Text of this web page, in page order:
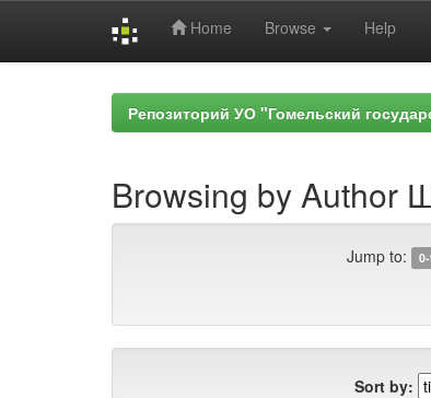
Home Browse Help
Репозиторий УО "Гомельский
Browsing by Author
Jump to:
Sort by: